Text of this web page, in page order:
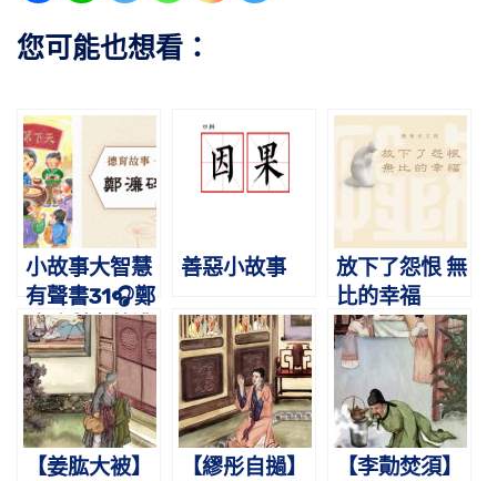
您可能也想看：
小故事大智慧
有聲書31🎧鄭
濂碎梨｜蔡禮
旭老師講故事
善惡小故事
放下了怨恨 無
比的幸福
【姜肱大被】
【繆彤自撾】
【李勣焚須】